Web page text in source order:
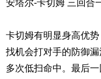
安塔尔-卡切姆 三回合
卡切姆有明显身高优
找机会打对手的防御
多次低扫命中。最后